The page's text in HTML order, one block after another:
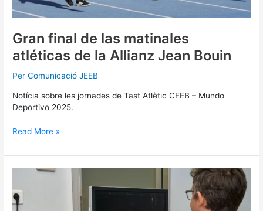
Gran final de las matinales
atléticas de la Allianz Jean Bouin
Per Comunicació JEEB
Notícia sobre les jornades de Tast Atlètic CEEB – Mundo
Deportivo 2025.
Read More »
HM